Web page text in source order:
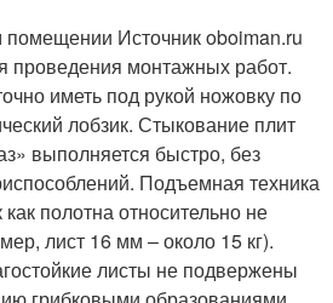
Источник oboiman.ru
проведения монтажных работ.
иметь под рукой ножовку по
лобзик. Стыкование плит
выполняется быстро, без
Подъемная техника
полотна относительно не
лист 16 мм – около 15 кг).
листы не подвержены